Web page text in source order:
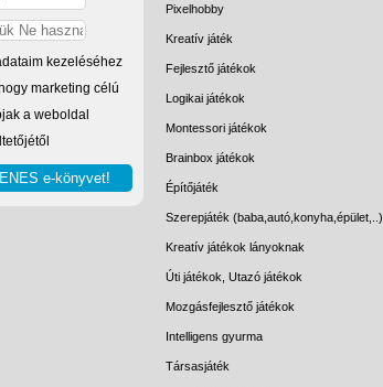
kezeléséhez
marketing célú
a weboldal
Pixelhobby
Kreatív játék
Fejlesztő játékok
Logikai játékok
Montessori játékok
Brainbox játékok
Építőjáték
Szerepjáték (baba,autó,konyha,épület,..)
Kreatív játékok lányoknak
Úti játékok, Utazó játékok
Mozgásfejlesztő játékok
Intelligens gyurma
Társasjáték